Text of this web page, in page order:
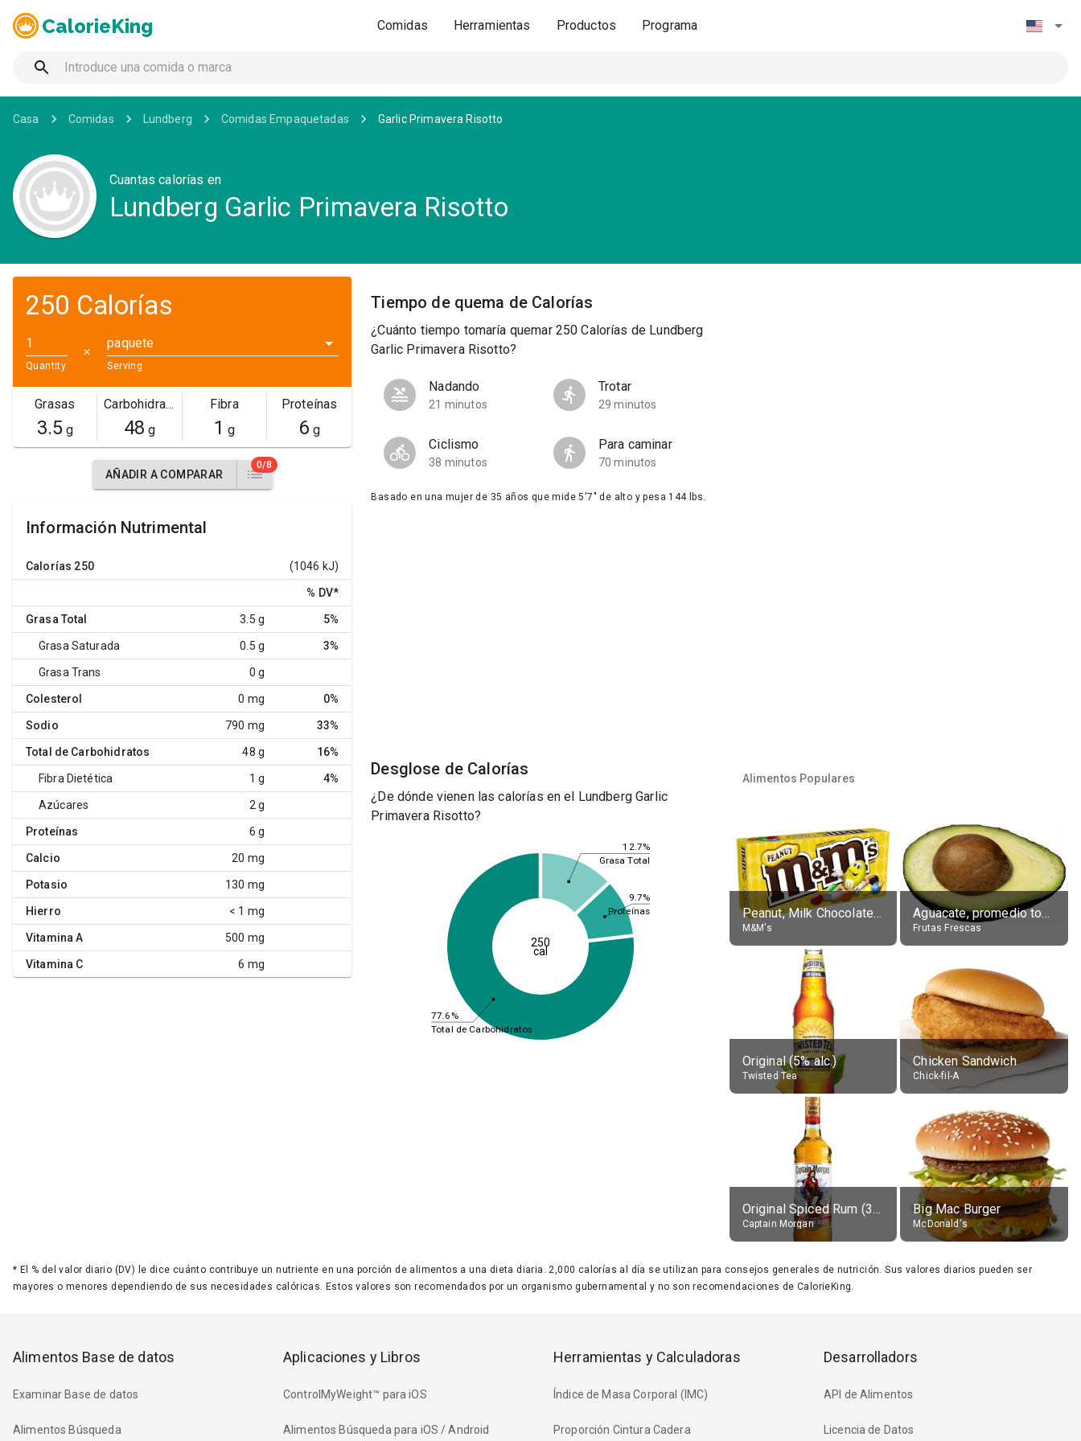
CalorieKing Comidas Herramientas Productos Programa
Casa Comidas Lundberg Comidas Empaquetadas Garlic Primavera Risotto
Cuantas calorías en
Lundberg Garlic Primavera Risotto
250 Calorías
Quantity
✕
paquete
Serving
Grasas
3.5g
Carbohidratos
48 g
Fibra
1 g
Proteínas
6 g
AÑADIR A COMPARAR
0/8
Información Nutrimental
Calorías 250 (1046 kJ)
% DV*
Grasa Total 3.5 g 5%
Grasa Saturada 0.5 g 3%
Grasa Trans 0 g
Colesterol 0 mg 0%
Sodio 790 mg 33%
Total de Carbohidratos 48 g 16%
Fibra Dietética 1 g 4%
Azúcares 2 g
Proteínas 6 g
Calcio 20 mg
Potasio 130 mg
Hierro < 1 mg
Vitamina A 500 mg
Vitamina C 6 mg
Tiempo de quema de Calorías
¿Cuánto tiempo tomaría quemar 250 Calorías de Lundberg
Garlic Primavera Risotto?
Nadando
21 minutos
Trotar
29 minutos
Ciclismo
38 minutos
Para caminar
70 minutos
Basado en una mujer de 35 años que mide 5'7" de alto y pesa 144 lbs.
Desglose de Calorías
¿De dónde vienen las calorías en el Lundberg Garlic
Primavera Risotto?
12.7%
9.7%
77.6%
Grasa Total
Proteínas
Total de Carbohidratos
250
cal
Alimentos Populares
Peanut, Milk Chocolate Candies
M&M's
Aguacate, promedio todos variedades, crudo
Frutas Frescas
Original (5% alc.)
Twisted Tea
Chicken Sandwich
Chick-fil-A
Original Spiced Rum (35% alc.)
Captain Morgan
Big Mac Burger
McDonald's
* El % del valor diario (DV) le dice cuánto contribuye un nutriente en una porción de alimentos a una dieta diaria. 2,000 calorías al día se utilizan para consejos generales de nutrición. Sus valores diarios pueden ser
mayores o menores dependiendo de sus necesidades calóricas. Estos valores son recomendados por un organismo gubernamental y no son recomendaciones de CalorieKing.
Alimentos Base de datos
Examinar Base de datos
Alimentos Búsqueda
Aplicaciones y Libros
ControlMyWeight™ para iOS
Alimentos Búsqueda para iOS / Android
Herramientas y Calculadoras
Índice de Masa Corporal (IMC)
Proporción Cintura Cadera
Desarrolladors
API de Alimentos
Licencia de Datos